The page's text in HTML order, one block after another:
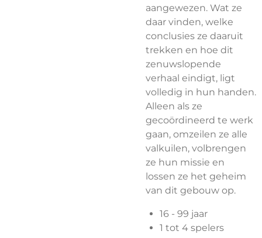
aangewezen. Wat ze
daar vinden, welke
conclusies ze daaruit
trekken en hoe dit
zenuwslopende
verhaal eindigt, ligt
volledig in hun handen.
Alleen als ze
gecoördineerd te werk
gaan, omzeilen ze alle
valkuilen, volbrengen
ze hun missie en
lossen ze het geheim
van dit gebouw op.
16 - 99 jaar
1 tot 4 spelers